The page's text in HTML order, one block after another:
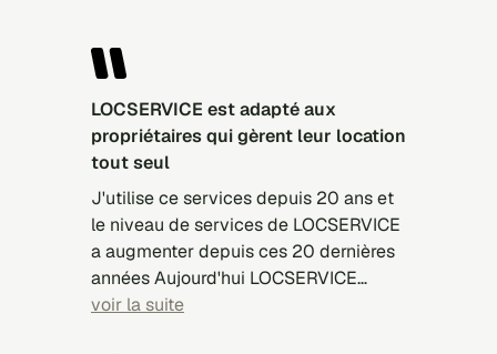
LOCSERVICE est adapté aux
propriétaires qui gèrent leur location
tout seul
J'utilise ce services depuis 20 ans et
le niveau de services de LOCSERVICE
a augmenter depuis ces 20 dernières
années Aujourd'hui LOCSERVICE
présente des candidats mieux
voir la suite